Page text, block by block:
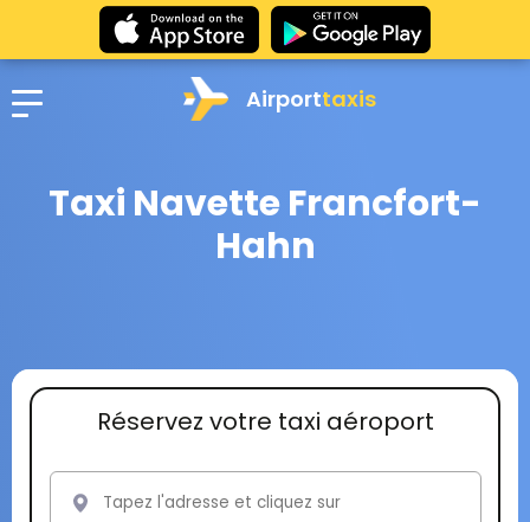
Airporttaxis
Taxi Navette Francfort-
Hahn
Réservez votre taxi aéroport